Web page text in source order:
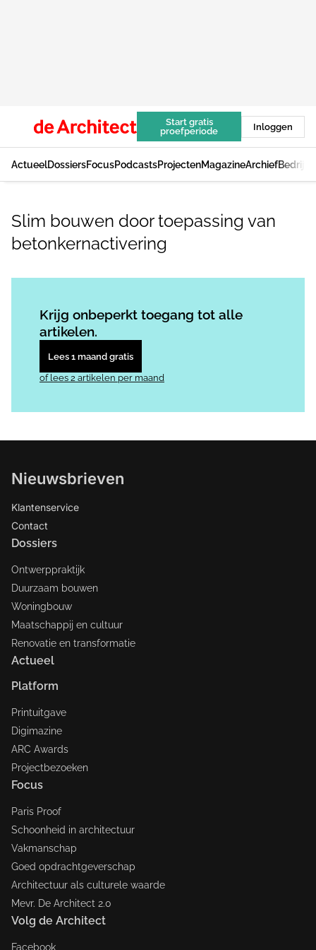
Start gratis
proefperiode
Inloggen
ActueelDossiersFocusPodcastsProjectenMagazineArchief
Slim bouwen door toepassing van
betonkernactivering
Krijg onbeperkt toegang tot alle
artikelen.
Lees 1 maand gratis
of lees 2 artikelen per maand
Nieuwsbrieven
Klantenservice
Contact
Dossiers
Ontwerppraktijk
Duurzaam bouwen
Woningbouw
Maatschappij en cultuur
Renovatie en transformatie
Actueel
Platform
Printuitgave
Digimazine
ARC Awards
Projectbezoeken
Focus
Paris Proof
Schoonheid in architectuur
Vakmanschap
Goed opdrachtgeverschap
Architectuur als culturele waarde
Mevr. De Architect 2.0
Volg de Architect
Facebook